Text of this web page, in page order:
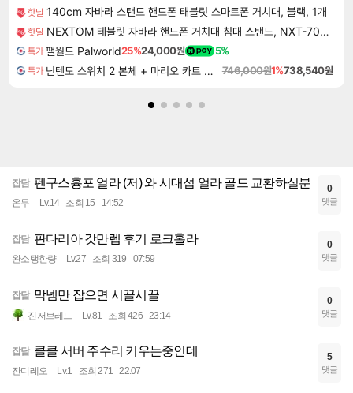
핫딜 140cm 자바라 스탠드 핸드폰 태블릿 스마트폰 거치대, 블랙, 1개
핫딜 NEXTOM 테블릿 자바라 핸드폰 거치대 침대 스탠드, NXT-700, 화이트, 1개
특가 팰월드 Palworld25%24,000원 5%
특가 닌텐도 스위치 2 본체 + 마리오 카트 월드 746,000원1%738,540원
잡담 펜구스흉포 얼라 (저) 와 시대섭 얼라 골드 교환하실분
온무 Lv.14 조회 15 14:52
0
댓글
잡담 판다리아 갓만렙 후기 로크홀라
완소탱한량 Lv.27 조회 319 07:59
0
댓글
잡담 막넴만 잡으면 시끌시끌
진저브레드 Lv.81 조회 426 23:14
0
댓글
잡담 클클 서버 주수리 키우는중인데
잔디레오 Lv.1 조회 271 22:07
5
댓글